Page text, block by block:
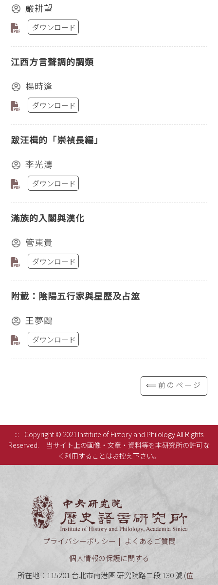
嚴耕望
ダウンロード
江西方言聲調的調類
楊時逢
ダウンロード
跋汪楫的「崇禎長編」
李光濤
ダウンロード
滿族的入關與漢化
管東貴
ダウンロード
附載：陰陽五行家與星歷及占筮
王夢鷗
ダウンロード
⟸前のページ
:::
Copyright © 2021 Institute of History and Philology All Rights
Reserved.
当サイト上の画像・文章・資料等を本研究所の許可な
く利用することはお控え下さい。
プライバシーポリシー
よくあるご質問
個人情報の保護に関する
所在地：115201 台北市南港區 研究院路二段 130 號 (位